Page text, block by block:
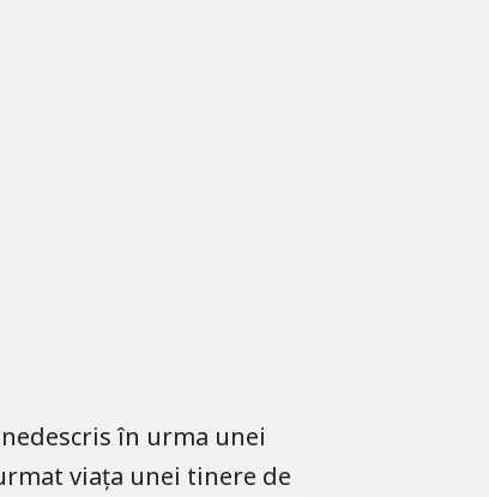
în urma unei
viața unei tinere de